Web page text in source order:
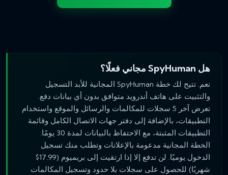
هل SpyHuman مجاني فعلًا؟
نعم. تتيح لك خطة SpyHuman المجانية للأبد التسجيل
والتثبيت على هاتف أندرويد متوافق بدون أي بيانات دفع.
تعرض آخر 5 سجلات للمكالمات والرسائل والموقع واستخدام
التطبيقات، بالإضافة إلى دفتر جهات الاتصال الكامل وقائمة
التطبيقات المثبتة، مع الاحتفاظ بالبيانات لمدة 30 يومًا.
الخطة المجانية مدعومة بالإعلانات وتطلب منك تسجيل
الدخول يوميًا. لن تدفع إلا إذا ارتقيت إلى بريميوم (17.99$
شهريًا) للحصول على سجلات بلا حدود وتسجيل المكالمات